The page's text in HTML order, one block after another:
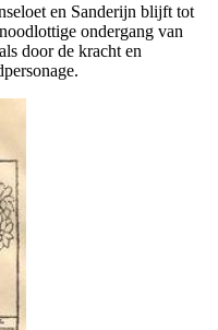
en Sanderijn blijft tot
ondergang van
door de kracht en